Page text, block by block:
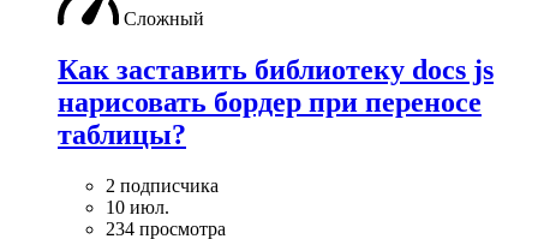
Сложный
Как заставить библиотеку docs js
нарисовать бордер при переносе
таблицы?
2 подписчика
10 июл.
234 просмотра